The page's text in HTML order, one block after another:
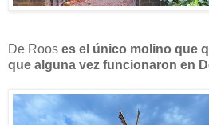
De Roos es el único molino que
que alguna vez funcionaron en